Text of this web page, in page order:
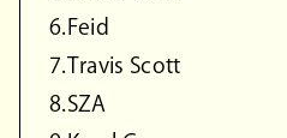
6.Feid
7.Travis Scott
8.SZA